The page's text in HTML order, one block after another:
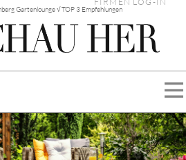
Gartenlounge √ TOP 3 Empfehlungen